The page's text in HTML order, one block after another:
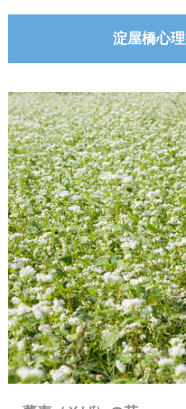
淀屋橋心